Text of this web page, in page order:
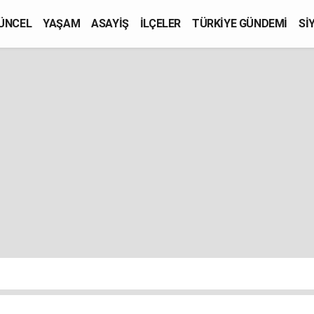
YAŞAM ASAYİŞ İLÇELER TÜRKİYE GÜNDEMİ